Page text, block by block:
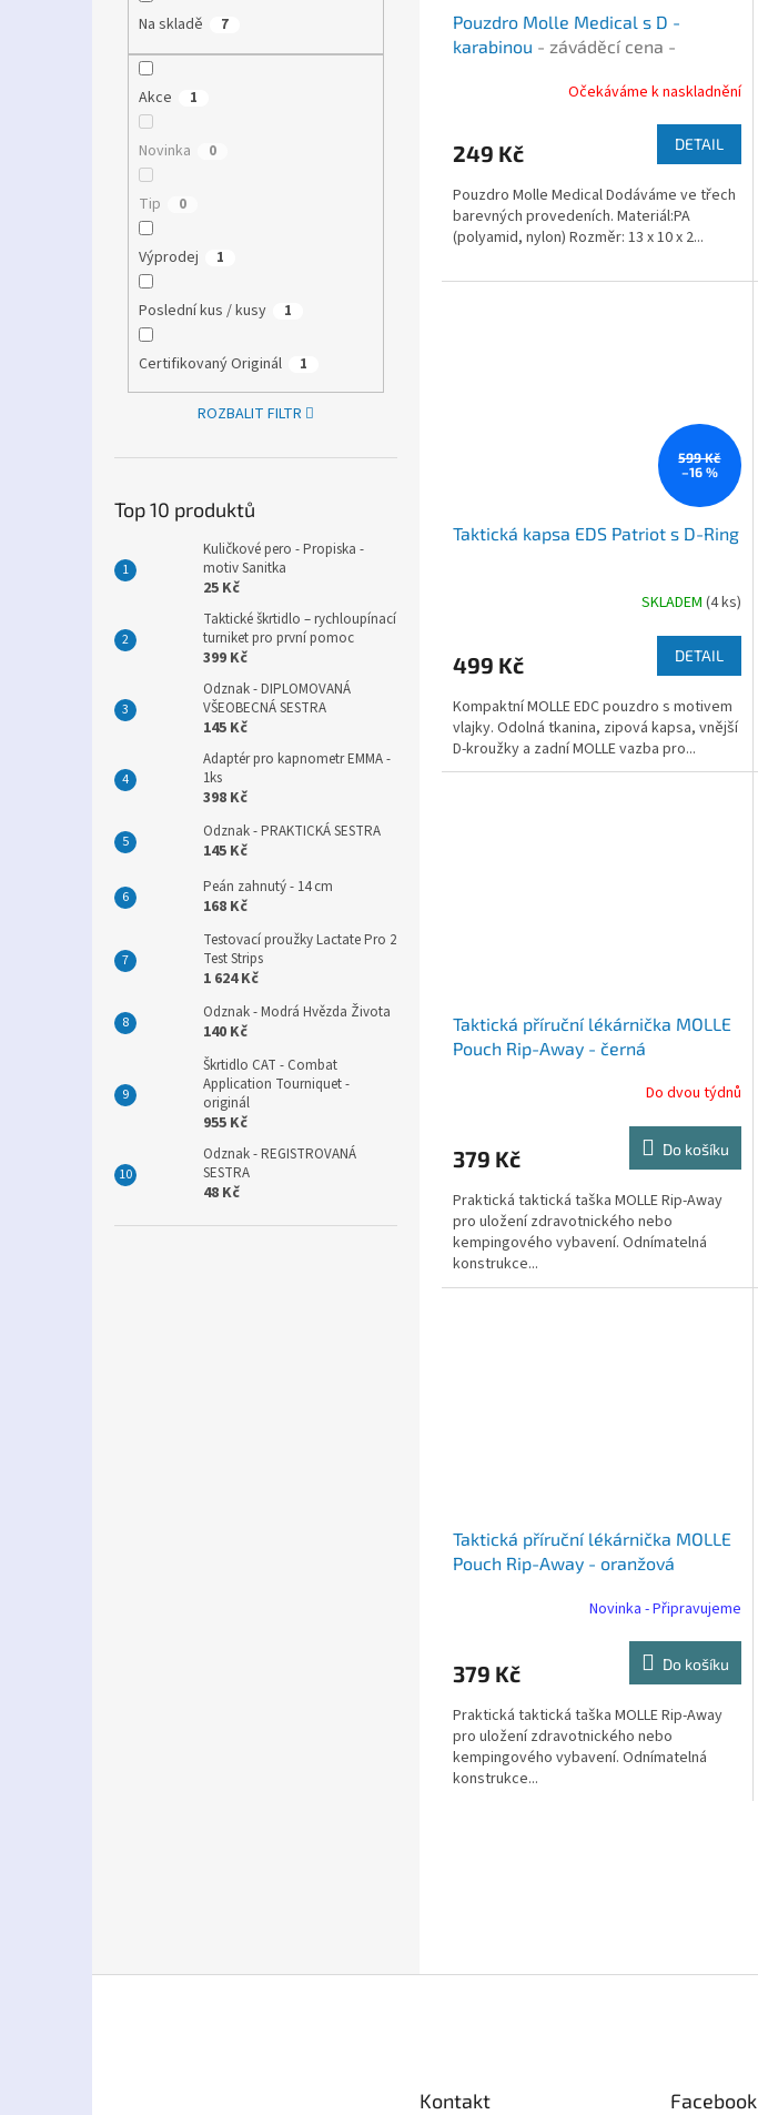
Na skladě 7
Akce 1
Novinka 0
Tip 0
Výprodej 1
Poslední kus / kusy 1
Certifikovaný Originál 1
ROZBALIT FILTR
Top 10 produktů
Kuličkové pero - Propiska -
motiv Sanitka
25 Kč
Taktické škrtidlo – rychloupínací
turniket pro první pomoc
399 Kč
Odznak - DIPLOMOVANÁ
VŠEOBECNÁ SESTRA
145 Kč
Adaptér pro kapnometr EMMA -
1ks
398 Kč
Odznak - PRAKTICKÁ SESTRA
145 Kč
Peán zahnutý - 14 cm
168 Kč
Testovací proužky Lactate Pro 2
Test Strips
1 624 Kč
Odznak - Modrá Hvězda Života
140 Kč
Škrtidlo CAT - Combat
Application Tourniquet -
originál
955 Kč
Odznak - REGISTROVANÁ
SESTRA
48 Kč
Pouzdro Molle Medical s D -
karabinou - záváděcí cena -
Očekáváme k naskladnění
249 Kč DETAIL
Pouzdro Molle Medical Dodáváme ve třech
barevných provedeních. Materiál:PA
(polyamid, nylon) Rozměr: 13 x 10 x 2...
599 Kč
–16 %
Taktická kapsa EDS Patriot s D-Ring
SKLADEM (4 ks)
499 Kč DETAIL
Kompaktní MOLLE EDC pouzdro s motivem
vlajky. Odolná tkanina, zipová kapsa, vnější
D-kroužky a zadní MOLLE vazba pro...
Taktická příruční lékárnička MOLLE
Pouch Rip-Away - černá
Do dvou týdnů
379 Kč Do košíku
Praktická taktická taška MOLLE Rip-Away
pro uložení zdravotnického nebo
kempingového vybavení. Odnímatelná
konstrukce...
Taktická příruční lékárnička MOLLE
Pouch Rip-Away - oranžová
Novinka - Připravujeme
379 Kč Do košíku
Praktická taktická taška MOLLE Rip-Away
pro uložení zdravotnického nebo
kempingového vybavení. Odnímatelná
konstrukce...
Kontakt Facebook